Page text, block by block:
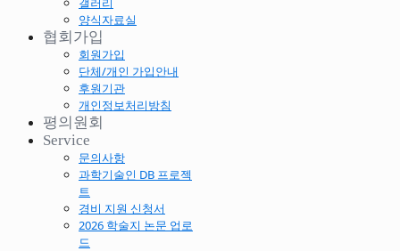
양식자료실
협회가입
회원가입
단체/개인 가입안내
후원기관
개인정보처리방침
평의원회
Service
문의사항
과학기술인 DB 프로젝
트
경비 지원 신청서
2026 학술지 논문 업로
드